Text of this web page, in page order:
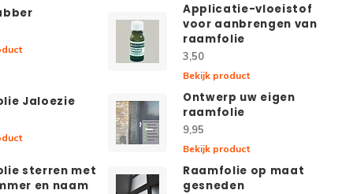
Applicatie-vloeistof
voor aanbrengen van
raamfolie
3,50
Bekijk product
Jaloezie
Ontwerp uw eigen
raamfolie
9,95
Bekijk product
sterren met
en naam
Raamfolie op maat
gesneden